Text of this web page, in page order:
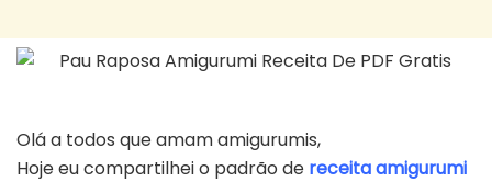
Olá a todos que amam amigurumis,
Hoje eu compartilhei o padrão de receita amigurumi